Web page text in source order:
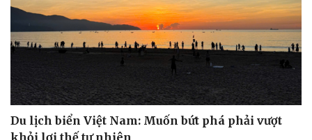
Tư vấn
check-in
Câu chuyện thời sự
Đọc truyện đêm khuya
Cửa sổ tình yêu
Kể chuyện cho bé
Hạt giống tâm hồn
Du lịch biển Việt Nam: Muốn bứt phá phải vượt
khỏi lợi thế tự nhiên